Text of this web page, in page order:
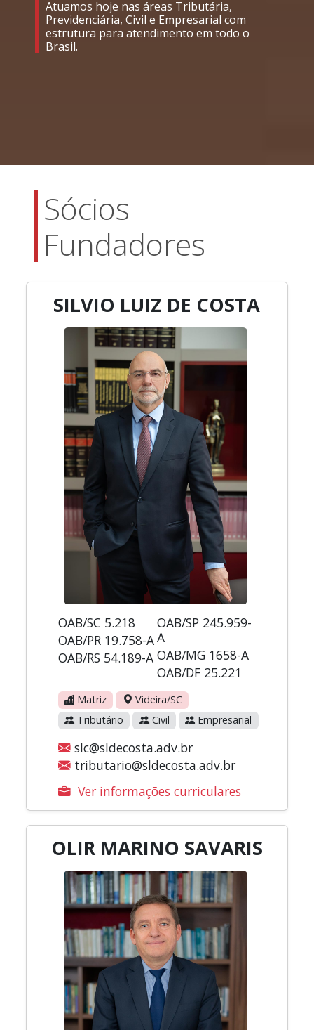
Atuamos hoje nas áreas Tributária,
Previdenciária, Civil e Empresarial com
estrutura para atendimento em todo o
Brasil.
Sócios
Fundadores
SILVIO LUIZ DE COSTA
OAB/SC 5.218
OAB/PR 19.758-A
OAB/RS 54.189-A
OAB/SP 245.959-
A
OAB/MG 1658-A
OAB/DF 25.221
Matriz
Videira/SC
Tributário
Civil Empresarial
slc@sldecosta.adv.br
tributario@sldecosta.adv.br
Ver informações curriculares
OLIR MARINO SAVARIS